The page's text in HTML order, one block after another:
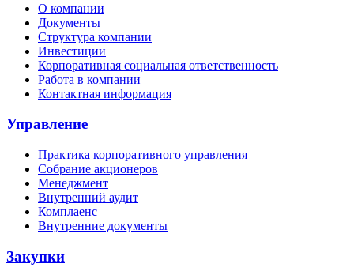
О компании
Документы
Структура компании
Инвестиции
Корпоративная социальная ответственность
Работа в компании
Контактная информация
Управление
Практика корпоративного управления
Собрание акционеров
Менеджмент
Внутренний аудит
Комплаенс
Внутренние документы
Закупки